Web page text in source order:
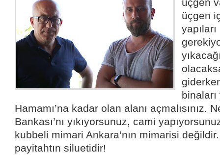
üçgen
binaları
Hamamı’na kadar olan alanı açmalısınız.
Bankası’nı yıkıyorsunuz, cami
kubbeli mimari Ankara’nın mimarisi
payitahtın siluetidir!